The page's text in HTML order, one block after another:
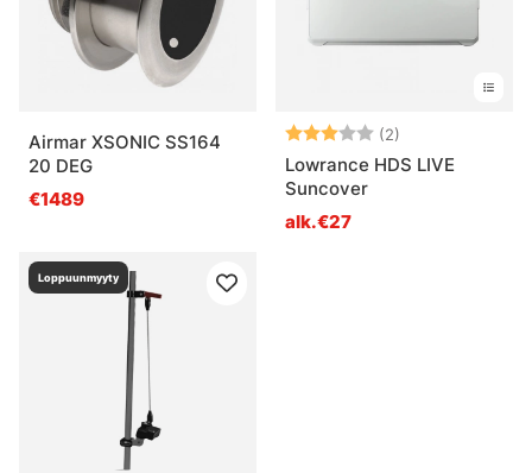
Airmar XSONIC SS164
20 DEG
€1489
Arvio: (2)
Lowrance HDS LIVE
Suncover
alk.€27
Loppuunmyyty